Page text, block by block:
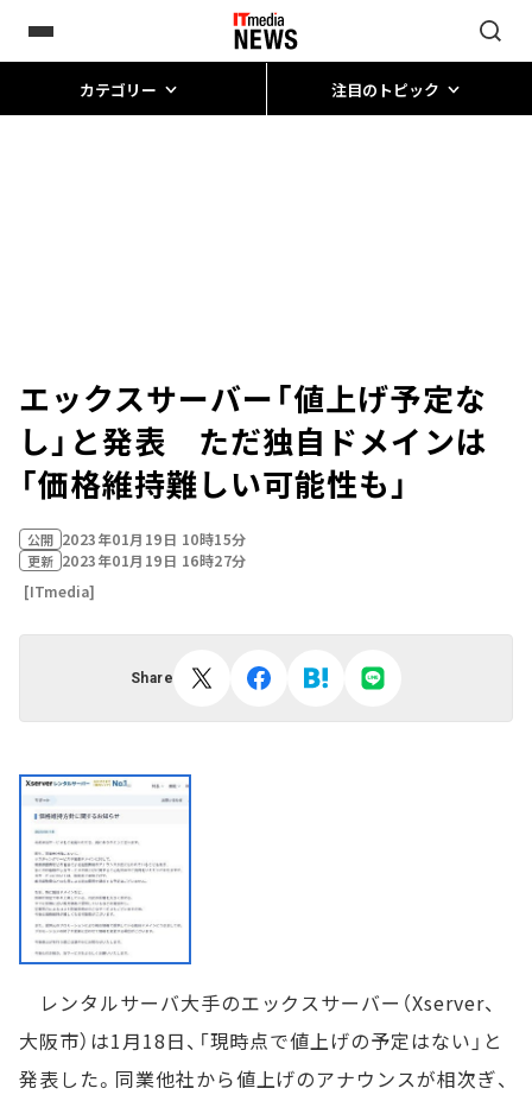
カテゴリー 注目のトピック
エックスサーバー「値上げ予定な
し」と発表 ただ独自ドメインは
「価格維持難しい可能性も」
公開 2023年01月19日 10時15分
更新 2023年01月19日 16時27分
[ITmedia]
Share
レンタルサーバ大手のエックスサーバー（Xserver、
大阪市）は1月18日、「現時点で値上げの予定はない」と
発表した。同業他社から値上げのアナウンスが相次ぎ、